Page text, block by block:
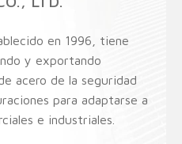
en 1996, tiene
y exportando
acero de la seguridad
para adaptarse a
e industriales.